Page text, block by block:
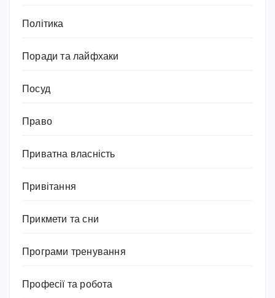
Політика
Поради та лайфхаки
Посуд
Право
Приватна власність
Привітання
Прикмети та сни
Програми тренування
Професії та робота